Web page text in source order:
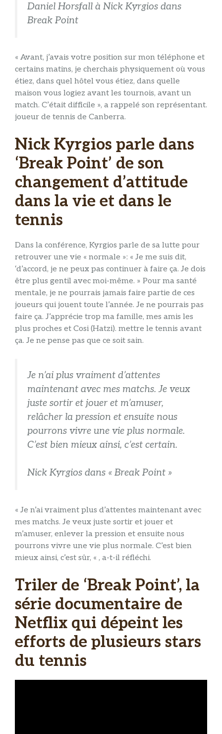
Daniel Horsfall à Nick Kyrgios dans
Break Point
« Avant, j’avais votre position sur mon téléphone et
certains matins, je cherchais physiquement où vous
étiez, dans quel hôtel vous étiez, dans quelle
maison vous logiez avant les tournois, avant un
match. C’était difficile », a rappelé son représentant.
joueur de tennis de Canberra.
Nick Kyrgios parle dans
‘Break Point’ de son
changement d’attitude
dans la vie et dans le
tennis
Dans la conférence, Kyrgios parle de sa lutte pour
retrouver une vie « normale »: « Je me suis dit,
‘d’accord, je ne peux pas continuer à faire ça. Je dois
être plus gentil avec moi-même. » Pour ma santé
mentale, je ne pourrais jamais faire partie de ces
joueurs qui jouent toute l’année. Je ne pourrais pas
faire ça. J’apprécie trop ma famille, mes amis les
plus proches et Cosi (Hatzi). mettre le tennis avant
ça. Je ne pense pas que ce soit sain.
Je n’ai plus vraiment d’attentes
maintenant avec mes matchs. Je veux
juste sortir et jouer et m’amuser,
relâcher la pression et ensuite nous
pourrons vivre une vie plus normale.
C’est bien mieux ainsi, c’est certain.
Nick Kyrgios dans « Break Point »
« Je n’ai vraiment plus d’attentes maintenant avec
mes matchs. Je veux juste sortir et jouer et
m’amuser, enlever la pression et ensuite nous
pourrons vivre une vie plus normale. C’est bien
mieux ainsi, c’est sûr, « , a-t-il réfléchi.
Triler de ‘Break Point’, la
série documentaire de
Netflix qui dépeint les
efforts de plusieurs stars
du tennis